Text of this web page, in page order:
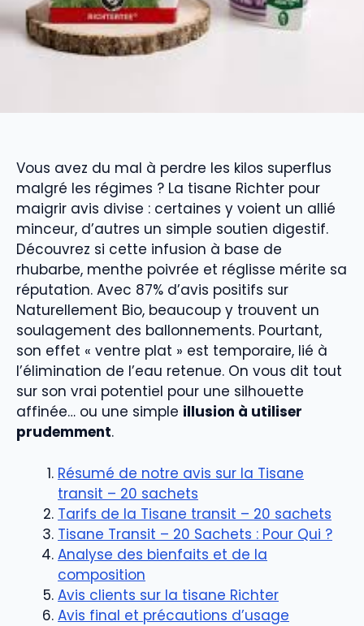
Vous avez du mal à perdre les kilos superflus
malgré les régimes ? La tisane Richter pour
maigrir avis divise : certaines y voient un allié
minceur, d’autres un simple soutien digestif.
Découvrez si cette infusion à base de
rhubarbe, menthe poivrée et réglisse mérite sa
réputation. Avec 87% d’avis positifs sur
Naturellement Bio, beaucoup y trouvent un
soulagement des ballonnements. Pourtant,
son effet « ventre plat » est temporaire, lié à
l’élimination de l’eau retenue. On vous dit tout
sur son vrai potentiel pour une silhouette
affinée… ou une simple illusion à utiliser
prudemment.
Résumé de notre avis sur la Tisane
transit – 20 sachets
Tarifs de la Tisane transit – 20 sachets
Tisane Transit – 20 Sachets : Pour Qui ?
Analyse des bienfaits et de la
composition
Avis clients sur la tisane Richter
Avis final et précautions d’usage